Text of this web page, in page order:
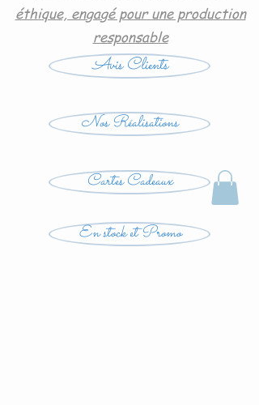
éthique, engagé pour une production
responsable
Avis Clients
Nos Réalisations
Cartes Cadeaux
En stock et Promo